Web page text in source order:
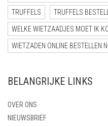
TRUFFELS TRUFFELS
WELKE WIETZAADJES MOET IK
WIETZADEN ONLINE BESTELLEN
BELANGRIJKE LINKS
OVER ONS
NIEUWSBRIEF